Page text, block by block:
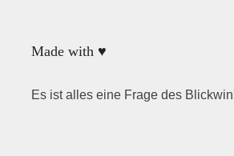
Made with ♥
Es ist alles eine Frage des